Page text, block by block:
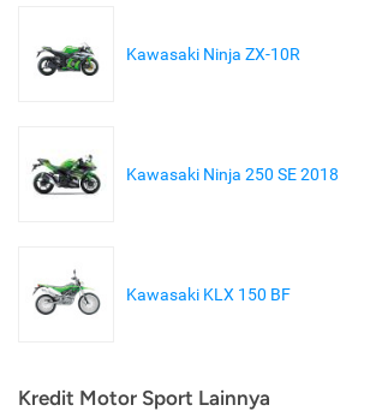
Kawasaki Ninja ZX-10R
Kawasaki Ninja 250 SE 2018
Kawasaki KLX 150 BF
Kredit Motor Sport Lainnya